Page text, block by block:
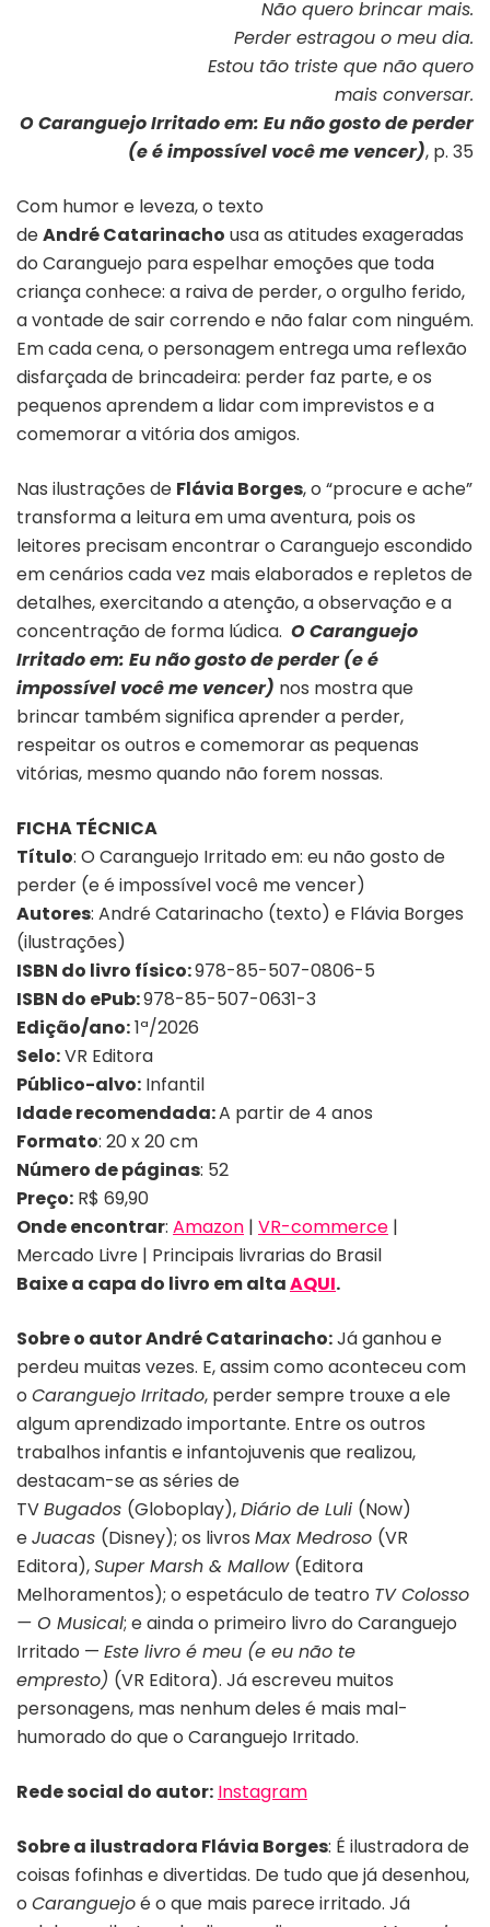
Não quero brincar mais.
Perder estragou o meu dia.
Estou tão triste que não quero
mais conversar.
O Caranguejo Irritado em: Eu não gosto de perder
(e é impossível você me vencer), p. 35
Com humor e leveza, o texto
deAndré Catarinacho usa as atitudes exageradas
do Caranguejo para espelhar emoções que toda
criança conhece: a raiva de perder, o orgulho ferido,
a vontade de sair correndo e não falar com ninguém.
Em cada cena, o personagem entrega uma reflexão
disfarçada de brincadeira: perder faz parte, e os
pequenos aprendem a lidar com imprevistos e a
comemorar a vitória dos amigos.
Nas ilustrações de Flávia Borges, o “procure e ache”
transforma a leitura em uma aventura, pois os
leitores precisam encontrar o Caranguejo escondido
em cenários cada vez mais elaborados e repletos de
detalhes, exercitando a atenção, a observação e a
concentração de forma lúdica. O Caranguejo
Irritado em: Eu não gosto de perder (e é
impossível você me vencer) nos mostra que
brincar também significa aprender a perder,
respeitar os outros e comemorar as pequenas
vitórias, mesmo quando não forem nossas.
FICHA TÉCNICA
Título: O Caranguejo Irritado em: eu não gosto de
perder (e é impossível você me vencer)
Autores: André Catarinacho (texto) e Flávia Borges
(ilustrações)
ISBN do livro físico:978-85-507-0806-5
ISBN do ePub:978-85-507-0631-3
Edição/ano:1ª/2026
Selo:VR Editora
Público-alvo: Infantil
Idade recomendada:A partir de 4 anos
Formato: 20 x 20 cm
Número de páginas: 52
Preço: R$ 69,90
Onde encontrar: Amazon | VR-commerce |
Mercado Livre | Principais livrarias do Brasil
Baixe a capa do livro em altaAQUI.
Sobre o autor André Catarinacho:Já ganhou e
perdeu muitas vezes. E, assim como aconteceu com
o Caranguejo Irritado, perder sempre trouxe a ele
algum aprendizado importante. Entre os outros
trabalhos infantis e infantojuvenis que realizou,
destacam-se as séries de
TVBugados (Globoplay),Diário de Luli (Now)
eJuacas (Disney); os livros Max Medroso (VR
Editora),Super Marsh & Mallow (Editora
Melhoramentos); o espetáculo de teatro TV Colosso
— O Musical; e ainda o primeiro livro do Caranguejo
Irritado — Este livro é meu (e eu não te
empresto) (VR Editora). Já escreveu muitos
personagens, mas nenhum deles é mais mal-
humorado do que o Caranguejo Irritado.
Rede social do autor: Instagram
Sobre a ilustradora Flávia Borges: É ilustradora de
coisas fofinhas e divertidas. De tudo que já desenhou,
o Caranguejoé o que mais parece irritado. Já